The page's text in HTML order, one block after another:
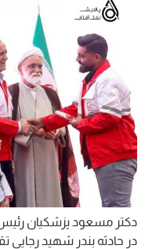
دکتر مسعود پزشکیان
در حادثه بندر شهید رجایی